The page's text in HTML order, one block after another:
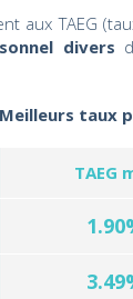
aux TAEG
divers
Meilleurs taux
TAEG